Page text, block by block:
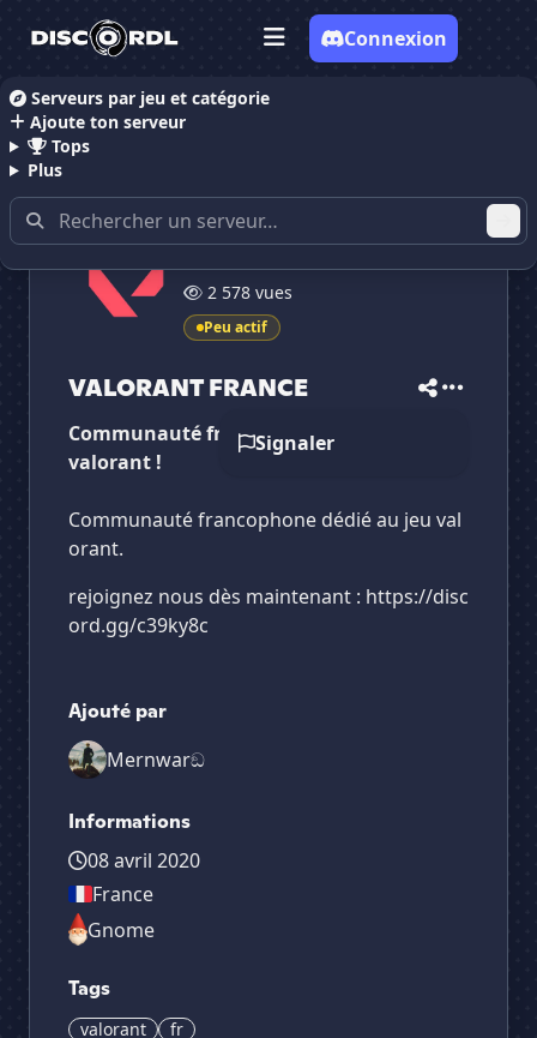
Serveurs par jeu et catégorie
Ajoute ton serveur
Tops
Plus
Connexion
Accueil Serveurs Discord Gaming
2 578 vues
Peu actif
VALORANT FRANCE
Signaler
Communauté francophone du jeu
valorant !
Communauté francophone dédié au jeu val
orant.
rejoignez nous dès maintenant : https://disc
ord.gg/c39ky8c
Ajouté par
Mernwarඞ
Informations
08 avril 2020
France
Gnome
Tags
valorant fr
Vote pourVALORANT FRANCE
VALORANT FRANCE
Es-tu sûr de vouloir supprimer ton avis de ce
VALORANT FRANCE